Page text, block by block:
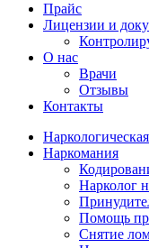
Прайс
Лицензии и
О нас
Врачи
Отзывы
Контакты
Наркомания
Нарколог
Помощь
Снятие